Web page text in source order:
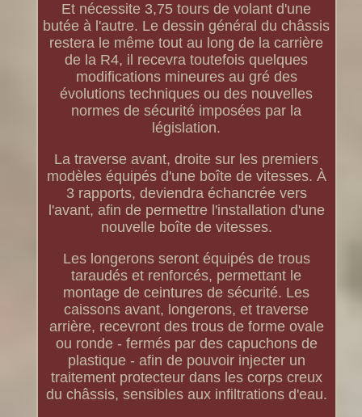
Et nécessite 3,75 tours de volant d'une
butée à l'autre. Le dessin général du châssis
restera le même tout au long de la carrière
de la R4, il recevra toutefois quelques
modifications mineures au gré des
évolutions techniques ou des nouvelles
normes de sécurité imposées par la
législation.
La traverse avant, droite sur les premiers
modèles équipés d'une boîte de vitesses. À
3 rapports, deviendra échancrée vers
l'avant, afin de permettre l'installation d'une
nouvelle boîte de vitesses.
Les longerons seront équipés de trous
taraudés et renforcés, permettant le
montage de ceintures de sécurité. Les
caissons avant, longerons, et traverse
arrière, recevront des trous de forme ovale
ou ronde - fermés par des capuchons de
plastique - afin de pouvoir injecter un
traitement protecteur dans les corps creux
du châssis, sensibles aux infiltrations d'eau.